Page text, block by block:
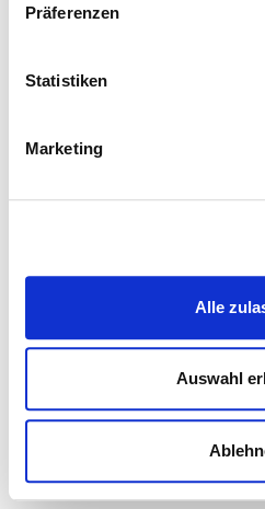
Präferenzen
Statistiken
Marketing
Alle
Auswahl